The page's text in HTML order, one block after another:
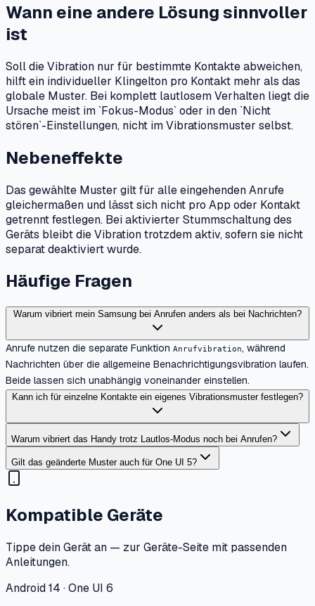
Wann eine andere Lösung sinnvoller
ist
Soll die Vibration nur für bestimmte Kontakte abweichen,
hilft ein individueller Klingelton pro Kontakt mehr als das
globale Muster. Bei komplett lautlosem Verhalten liegt die
Ursache meist im `Fokus-Modus` oder in den `Nicht
stören`-Einstellungen, nicht im Vibrationsmuster selbst.
Nebeneffekte
Das gewählte Muster gilt für alle eingehenden Anrufe
gleichermaßen und lässt sich nicht pro App oder Kontakt
getrennt festlegen. Bei aktivierter Stummschaltung des
Geräts bleibt die Vibration trotzdem aktiv, sofern sie nicht
separat deaktiviert wurde.
Häufige Fragen
Warum vibriert mein Samsung bei Anrufen anders als bei Nachrichten?
Anrufe nutzen die separate Funktion Anrufvibration, während
Nachrichten über die allgemeine Benachrichtigungsvibration laufen.
Beide lassen sich unabhängig voneinander einstellen.
Kann ich für einzelne Kontakte ein eigenes Vibrationsmuster festlegen?
Warum vibriert das Handy trotz Lautlos-Modus noch bei Anrufen?
Gilt das geänderte Muster auch für One UI 5?
Kompatible Geräte
Tippe dein Gerät an — zur Geräte-Seite mit passenden
Anleitungen.
Android 14 · One UI 6